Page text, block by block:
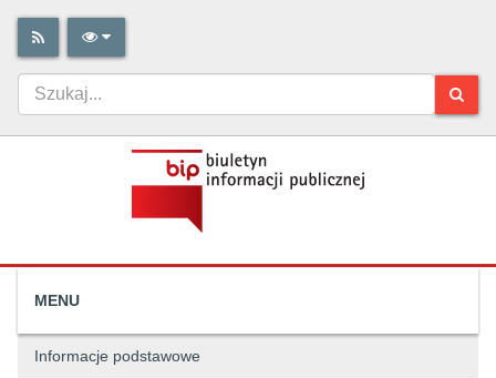
MENU
Informacje podstawowe